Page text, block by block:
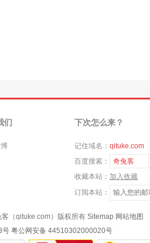
们 下次怎么来？
记住域名： qituke.com
百度搜索：
奇兔客
收藏本站： 加入收藏
订阅本站：
客（qituke.com）版权所有 Sitemap 网站地图
号 粤公网安备 44510302000020号